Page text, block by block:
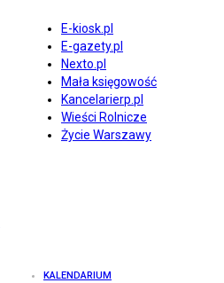
E-kiosk.pl
E-gazety.pl
Nexto.pl
Mała księgowość
Kancelarierp.pl
Wieści Rolnicze
Życie Warszawy
KALENDARIUM